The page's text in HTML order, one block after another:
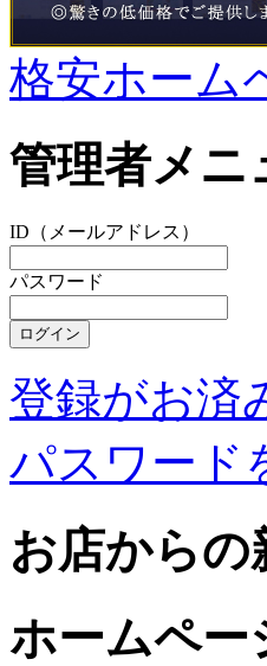
格安ホーム
管理者メニ
ID（メールアドレス）
パスワード
登録がお済
パスワード
お店からの
ホームペー